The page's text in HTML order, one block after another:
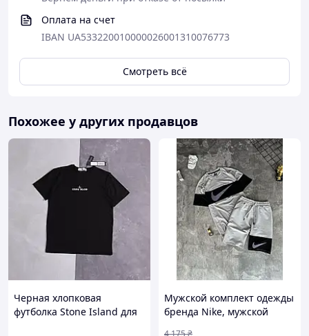
Оплата на счет
IBAN UA533220010000026001310076773
Смотреть всё
Похожее у других продавцов
Черная хлопковая
футболка Stone Island для
Мужской комплект одежды
бренда Nike, мужской
4 175₴